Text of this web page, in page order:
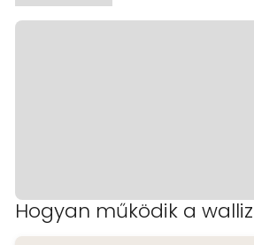
Hogyan működik a